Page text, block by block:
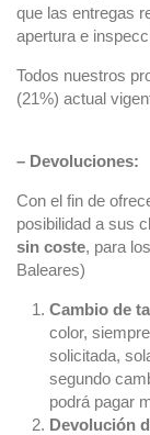
que las entregas
apertura e
Todos nuestros
(21%) actual
– Devoluciones:
Con el fin de
posibilidad a sus
sin coste, para
Baleares)
Cambio de
color,
solicitada,
segundo
podrá pagar
Devolución